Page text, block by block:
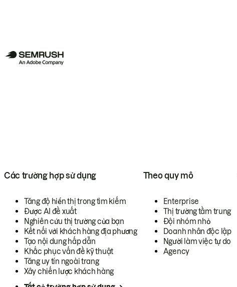
Các trường hợp sử dụng
Tăng độ hiển thị trong tìm kiếm
Được AI đề xuất
Nghiên cứu thị trường của bạn
Kết nối với khách hàng địa phương
Tạo nội dung hấp dẫn
Khắc phục vấn đề kỹ thuật
Tăng uy tín ngoài trang
Xây chiến lược khách hàng
Theo quy mô
Enterprise
Thị trường tầm trung
Đội nhóm nhỏ
Doanh nhân độc lập
Người làm việc tự do
Agency